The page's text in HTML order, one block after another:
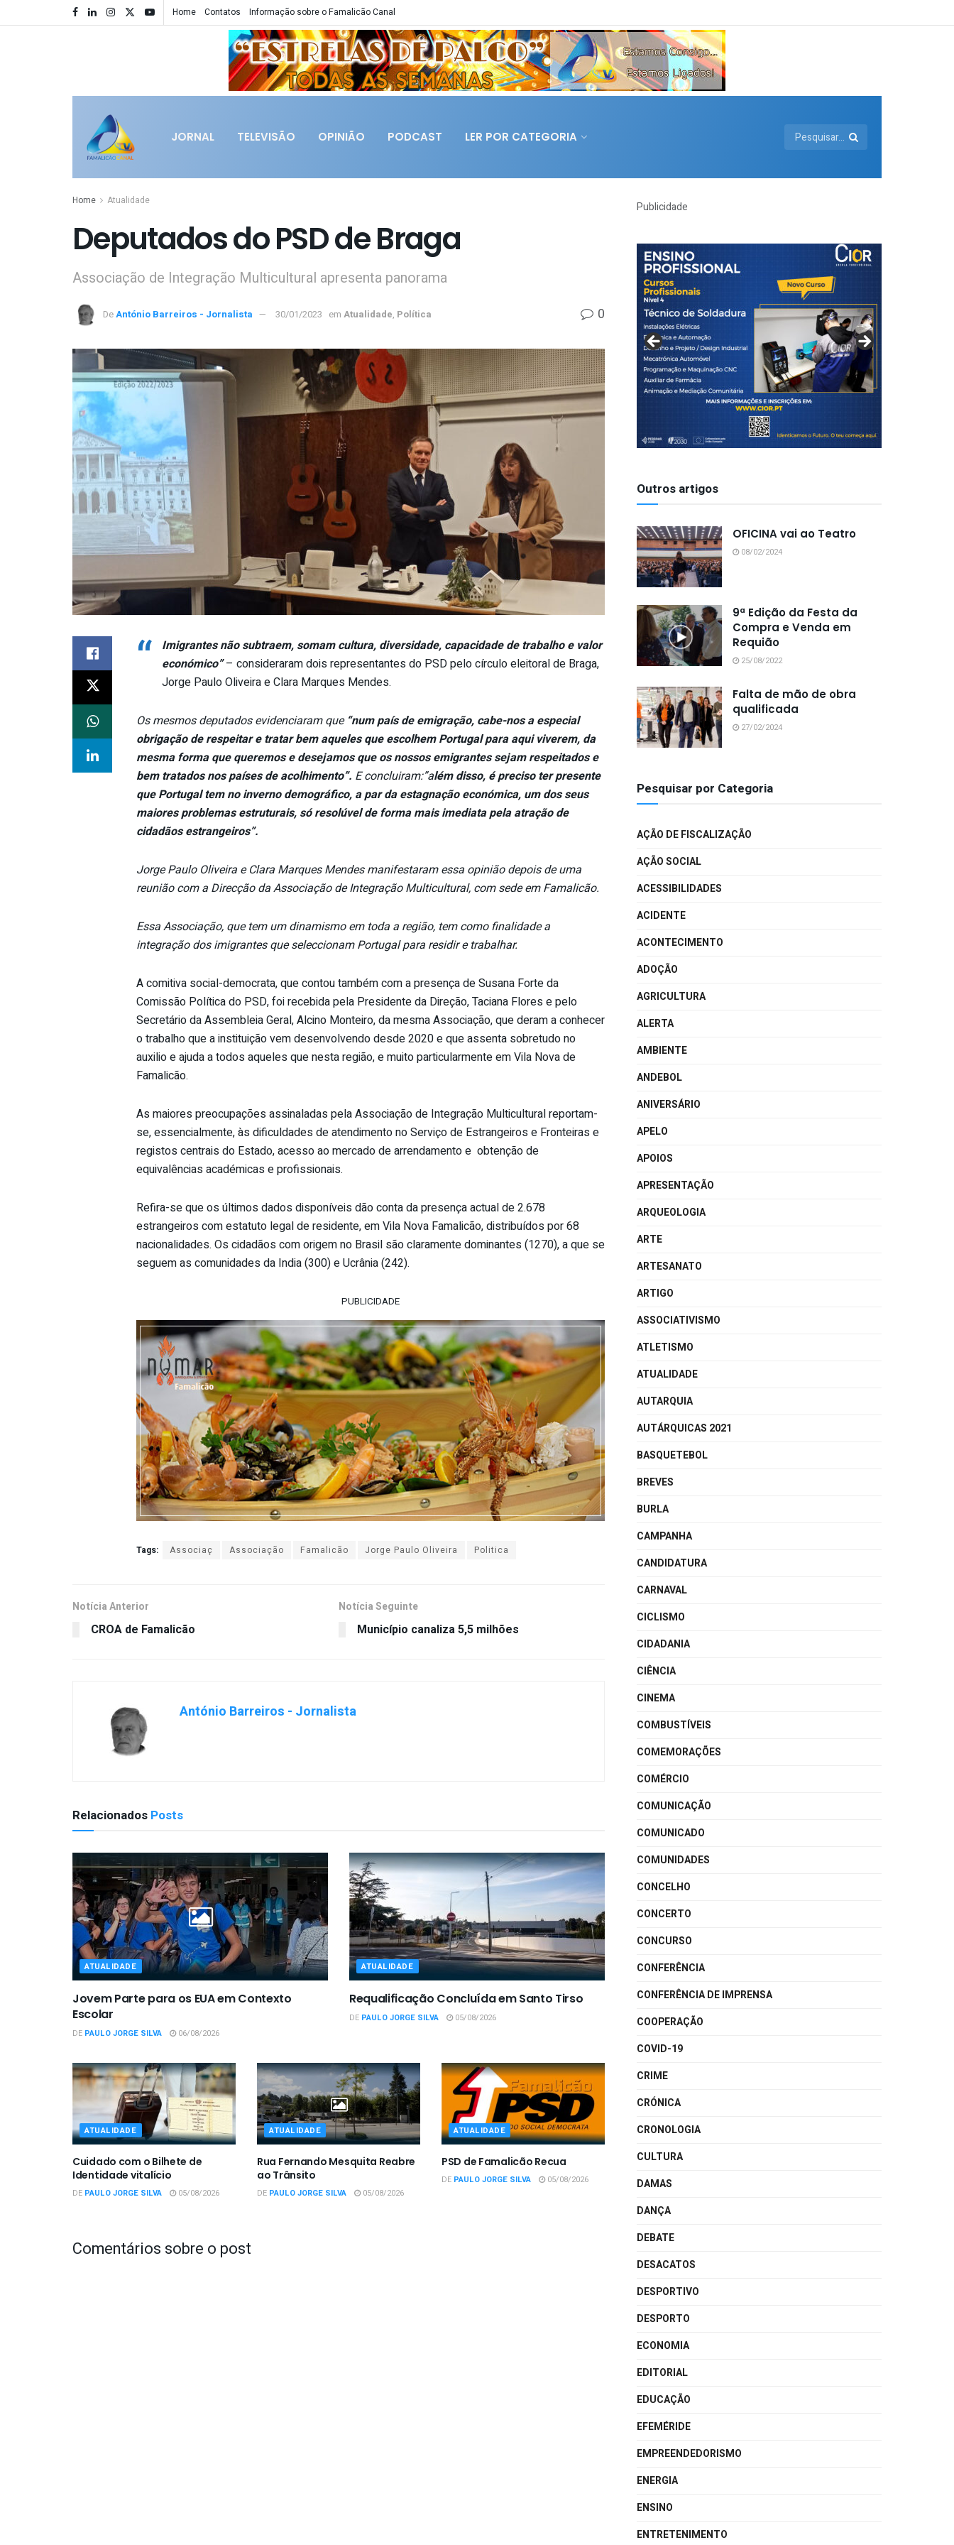
Home Contatos Informação sobre o Famalicão Canal
JORNAL TELEVISÃO OPINIÃO PODCAST LER POR CATEGORIA
Home Atualidade
Deputados do PSD de Braga
Associação de Integração Multicultural apresenta panorama
DeAntónio Barreiros - Jornalista 30/01/2023 em Atualidade, Política 0
“
Imigrantes não subtraem, somam cultura, diversidade, capacidade de trabalho e valor
económico”– consideraram dois representantes do PSD pelo círculo eleitoral de Braga,
Jorge Paulo Oliveira e Clara Marques Mendes.
Os mesmos deputados evidenciaram que“num país de emigração, cabe-nos a especial
obrigação de respeitar e tratar bem aqueles que escolhem Portugal para aqui viverem, da
mesma forma que queremos e desejamos que os nossos emigrantes sejam respeitados e
bem tratados nos países de acolhimento”. E concluiram:”além disso, é preciso ter presente
que Portugal tem no inverno demográfico, a par da estagnação económica, um dos seus
maiores problemas estruturais, só resolúvel de forma mais imediata pela atração de
cidadãos estrangeiros”.
Jorge Paulo Oliveira e Clara Marques Mendes manifestaram essa opinião depois de uma
reunião com a Direcção da Associação de Integração Multicultural, com sede em Famalicão.
Essa Associação, que tem um dinamismo em toda a região, tem como finalidade a
integração dos imigrantes que seleccionam Portugal para residir e trabalhar.
A comitiva social-democrata, que contou também com a presença de Susana Forte da
Comissão Política do PSD, foi recebida pela Presidente da Direção, Taciana Flores e pelo
Secretário da Assembleia Geral, Alcino Monteiro, da mesma Associação, que deram a conhecer
o trabalho que a instituição vem desenvolvendo desde 2020 e que assenta sobretudo no
auxilio e ajuda a todos aqueles que nesta região, e muito particularmente em Vila Nova de
Famalicão.
As maiores preocupações assinaladas pela Associação de Integração Multicultural reportam-
se, essencialmente, às dificuldades de atendimento no Serviço de Estrangeiros e Fronteiras e
registos centrais do Estado, acesso ao mercado de arrendamento e obtenção de
equivalências académicas e profissionais.
Refira-se que os últimos dados disponíveis dão conta da presença actual de 2.678
estrangeiros com estatuto legal de residente, em Vila Nova Famalicão, distribuídos por 68
nacionalidades. Os cidadãos com origem no Brasil são claramente dominantes (1270), a que se
seguem as comunidades da India (300) e Ucrânia (242).
PUBLICIDADE
Tags: Associaç Associação Famalicão Jorge Paulo Oliveira Politica
Notícia Anterior
CROA de Famalicão
Notícia Seguinte
Município canaliza 5,5 milhões
António Barreiros - Jornalista
Relacionados Posts
ATUALIDADE
Jovem Parte para os EUA em Contexto
Escolar
DE PAULO JORGE SILVA 06/08/2026
ATUALIDADE
Requalificação Concluída em Santo Tirso
DE PAULO JORGE SILVA 05/08/2026
ATUALIDADE
Cuidado com o Bilhete de
Identidade vitalício
DE PAULO JORGE SILVA 05/08/2026
ATUALIDADE
Rua Fernando Mesquita Reabre
ao Trânsito
DE PAULO JORGE SILVA 05/08/2026
ATUALIDADE
PSD de Famalicão Recua
DE PAULO JORGE SILVA 05/08/2026
Comentários sobre o post
Publicidade
Outros artigos
OFICINA vai ao Teatro
08/02/2024
9ª Edição da Festa da
Compra e Venda em
Requião
25/08/2022
Falta de mão de obra
qualificada
27/02/2024
Pesquisar por Categoria
AÇÃO DE FISCALIZAÇÃO
AÇÃO SOCIAL
ACESSIBILIDADES
ACIDENTE
ACONTECIMENTO
ADOÇÃO
AGRICULTURA
ALERTA
AMBIENTE
ANDEBOL
ANIVERSÁRIO
APELO
APOIOS
APRESENTAÇÃO
ARQUEOLOGIA
ARTE
ARTESANATO
ARTIGO
ASSOCIATIVISMO
ATLETISMO
ATUALIDADE
AUTARQUIA
AUTÁRQUICAS 2021
BASQUETEBOL
BREVES
BURLA
CAMPANHA
CANDIDATURA
CARNAVAL
CICLISMO
CIDADANIA
CIÊNCIA
CINEMA
COMBUSTÍVEIS
COMEMORAÇÕES
COMÉRCIO
COMUNICAÇÃO
COMUNICADO
COMUNIDADES
CONCELHO
CONCERTO
CONCURSO
CONFERÊNCIA
CONFERÊNCIA DE IMPRENSA
COOPERAÇÃO
COVID-19
CRIME
CRÓNICA
CRONOLOGIA
CULTURA
DAMAS
DANÇA
DEBATE
DESACATOS
DESPORTIVO
DESPORTO
ECONOMIA
EDITORIAL
EDUCAÇÃO
EFEMÉRIDE
EMPREENDEDORISMO
ENERGIA
ENSINO
ENTRETENIMENTO